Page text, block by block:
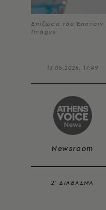
Επιζώσα του
Images
13.05.2026, 17:49
Newsroom
2’ ΔΙΑΒΑΣΜΑ